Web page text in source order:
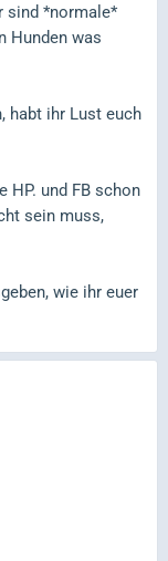
sind *normale*
Hunden was
habt ihr Lust euch
HP. und FB schon
sein muss,
wie ihr euer